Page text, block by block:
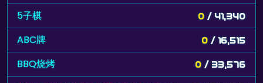
5子棋 0 / 41,340
ABC牌 0 / 16,515
BBQ烧烤 0 / 33,576